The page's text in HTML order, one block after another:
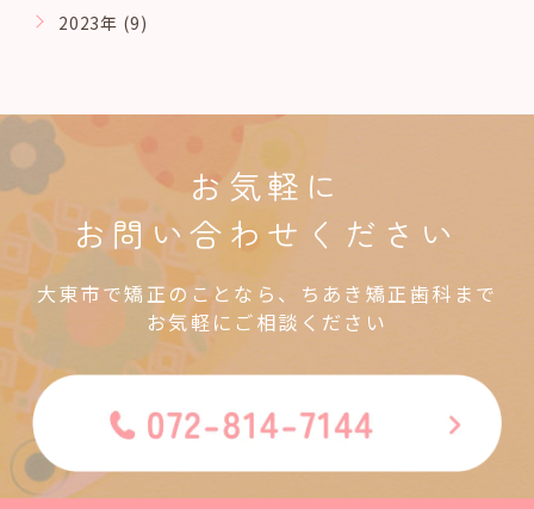
2023年 (9)
お気軽に
お問い合わせください
大東市で矯正のことなら、ちあき矯正歯科まで
お気軽にご相談ください